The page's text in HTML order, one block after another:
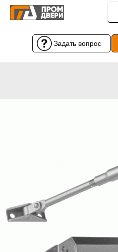
Задать вопрос
Задать вопрос